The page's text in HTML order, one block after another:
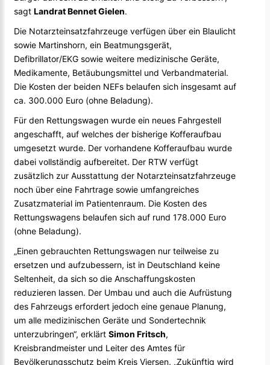
sagt Landrat Bennet Gielen.
Die Notarzteinsatzfahrzeuge verfügen über ein Blaulicht
sowie Martinshorn, ein Beatmungsgerät,
Defibrillator/EKG sowie weitere medizinische Geräte,
Medikamente, Betäubungsmittel und Verbandmaterial.
Die Kosten der beiden NEFs belaufen sich insgesamt auf
ca. 300.000 Euro (ohne Beladung).
Für den Rettungswagen wurde ein neues Fahrgestell
angeschafft, auf welches der bisherige Kofferaufbau
umgesetzt wurde. Der vorhandene Kofferaufbau wurde
dabei vollständig aufbereitet. Der RTW verfügt
zusätzlich zur Ausstattung der Notarzteinsatzfahrzeuge
noch über eine Fahrtrage sowie umfangreiches
Zusatzmaterial im Patientenraum. Die Kosten des
Rettungswagens belaufen sich auf rund 178.000 Euro
(ohne Beladung).
„Einen gebrauchten Rettungswagen nur teilweise zu
ersetzen und aufzubessern, ist in Deutschland keine
Seltenheit, da sich so die Anschaffungskosten
reduzieren lassen. Der Umbau und auch die Aufrüstung
des Fahrzeugs erfordert jedoch eine genaue Planung,
um alle medizinischen Geräte und Sondertechnik
unterzubringen“, erklärt Simon Fritsch,
Kreisbrandmeister und Leiter des Amtes für
Bevölkerungsschutz beim Kreis Viersen. „Zukünftig wird